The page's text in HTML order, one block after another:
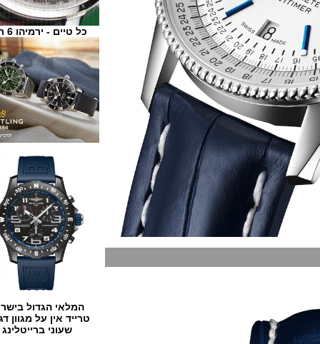
כל טיים - ירמיהו 6 ת"א
המלאי הגדול בישראל
טרייד אין על מגוון דגמים
שעוני ברייטלינג